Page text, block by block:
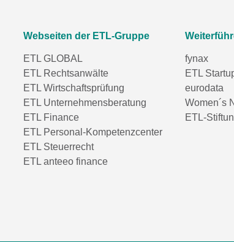
Webseiten der ETL-Gruppe
ETL GLOBAL
ETL Rechtsanwälte
ETL Wirtschaftsprüfung
ETL Unternehmensberatung
ETL Finance
ETL Personal-Kompetenzcenter
ETL Steuerrecht
ETL anteeo finance
fynax
ETL
eurodata
Women´s
ETL-